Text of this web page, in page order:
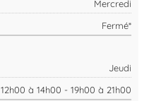
Mercredi
Fermé*
Jeudi
12h00 à 14h00 - 19h00 à 21h00